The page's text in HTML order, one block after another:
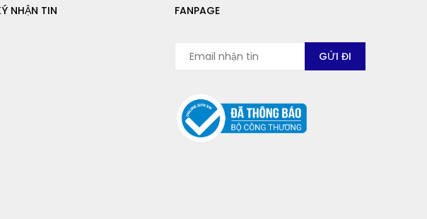
NHẬN TIN FANPAGE